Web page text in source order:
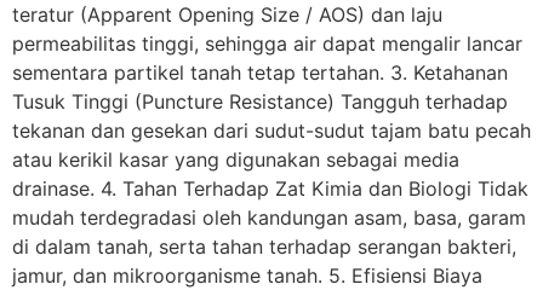
teratur (Apparent Opening Size / AOS) dan laju
permeabilitas tinggi, sehingga air dapat mengalir lancar
sementara partikel tanah tetap tertahan. 3. Ketahanan
Tusuk Tinggi (Puncture Resistance) Tangguh terhadap
tekanan dan gesekan dari sudut-sudut tajam batu pecah
atau kerikil kasar yang digunakan sebagai media
drainase. 4. Tahan Terhadap Zat Kimia dan Biologi Tidak
mudah terdegradasi oleh kandungan asam, basa, garam
di dalam tanah, serta tahan terhadap serangan bakteri,
jamur, dan mikroorganisme tanah. 5. Efisiensi Biaya